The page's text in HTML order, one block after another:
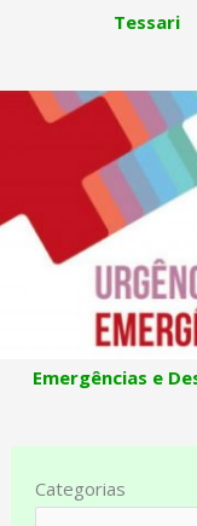
Tessari
Emergências e
Categorias